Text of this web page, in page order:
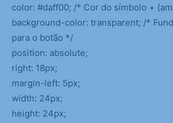
color: #daff00; /* Cor do símbolo +
background-color: transparent; /*
para o botão */
position: absolute;
right: 18px;
margin-left: 5px;
width: 24px;
height: 24px;